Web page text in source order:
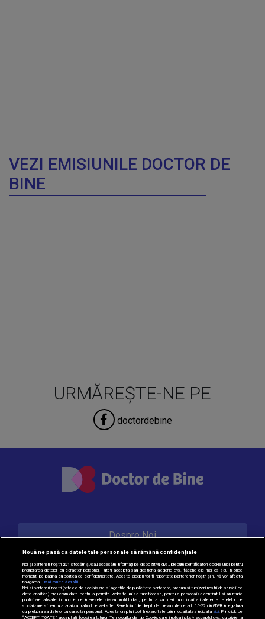
VEZI EMISIUNILE DOCTOR DE
BINE
URMĂREȘTE-NE PE
doctordebine
Despre Noi
Contact
Politica de cookie
Nouă ne pasă ca datele tale personale să rămână confidențiale
Noi și partenerii noștri 201 stocăm și/sau accesăm informații pe dispozitivul dvs., precum identificatorii cookie unici pentru
prelucrarea datelor cu caracter personal. Puteți accepta sau gestiona alegerile dvs. făcând clic mai jos sau în orice
moment, pe pagina cu politica de confidențialitate. Aceste alegeri vor fi raportate partenerilor noștri și nu vă vor afecta
navigarea.
Mai multe detalii
Noi si partenerii nostri (retelele de socializare si agentiile de publicitate partenere, precum si furnizorii nostri de servicii de
date analitice) prelucram date pentru a permite website-ului sa functioneze, pentru a personaliza continutul si anunturile
publicitare afisate in functie de interesele si/sau profilul dvs., pentru a va oferi functionalitati aferente retelelor de
socializare si pentru a analiza traficul pe website. Beneficiati de drepturile prevazute de art. 15-22 din GDPR in legatura
cu prelucrarea datelor cu caracter personal. Aceste drepturi pot fi exercitate prin modalitatea indicataaici . Prin click pe
“ACCEPT TOATE”, acceptati folosirea tuturor Tehnologiilor de tip Cookie, care implica inclusiv acceptul dvs. cu privire la